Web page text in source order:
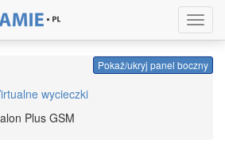
Pokaż/ukryj panel boczny
wycieczki
Plus GSM